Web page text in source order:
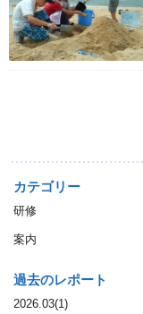
カテゴリー
研修
案内
過去のレポート
2026.03(1)